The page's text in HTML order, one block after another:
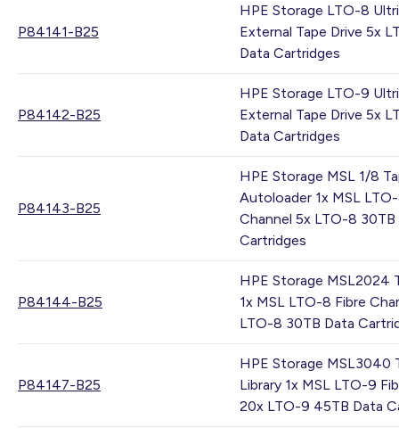
P84141-B25
HPE Storage LTO-8
External Tape Drive 5x
Data Cartridges
P84142-B25
HPE Storage LTO-9
External Tape Drive 5x
Data Cartridges
P84143-B25
HPE Storage MSL 1/8
Autoloader 1x MSL
Channel 5x LTO-8 30TB
Cartridges
P84144-B25
HPE Storage MSL2024
1x MSL LTO-8 Fibre
LTO-8 30TB Data
P84147-B25
HPE Storage MSL3040
Library 1x MSL LTO-9
20x LTO-9 45TB Data